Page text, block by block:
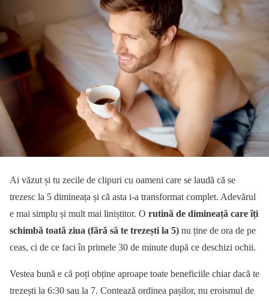
Ai văzut și tu zecile de clipuri cu oameni care se laudă că se
trezesc la 5 dimineața și că asta i-a transformat complet. Adevărul
e mai simplu și mult mai liniștitor. O rutină de dimineață care îți
schimbă toată ziua (fără să te trezești la 5) nu ține de ora de pe
ceas, ci de ce faci în primele 30 de minute după ce deschizi ochii.
Vestea bună e că poți obține aproape toate beneficiile chiar dacă te
trezești la 6:30 sau la 7. Contează ordinea pașilor, nu eroismul de